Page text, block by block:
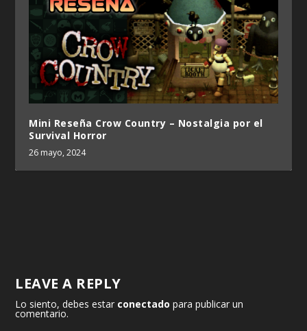
Mini Reseña Crow Country – Nostalgia por el
Survival Horror
26 mayo, 2024
LEAVE A REPLY
Lo siento, debes estar conectado para publicar un
comentario.